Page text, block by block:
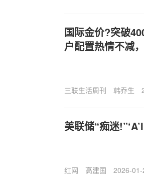
国际金价?突破
户配置热情不减
三联生活周刊 韩乔生
美联储“痴迷
红网 高建国 2026-